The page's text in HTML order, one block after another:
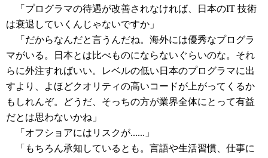
「プログラマの待遇が改善されなければ、日本のIT 技術
は衰退していくんじゃないですか」
「だからなんだと言うんだね。海外には優秀なプログラ
マがいる。日本とは比べものにならないぐらいのな。それ
らに外注すればいい。レベルの低い日本のプログラマに出
すより、よほどクオリティの高いコードが上がってくるか
もしれんぞ。どうだ、そっちの方が業界全体にとって有益
だとは思わないかね」
「オフショアにはリスクが......」
「もちろん承知しているとも。言語や生活習慣、仕事に